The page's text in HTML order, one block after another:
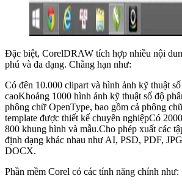
Đặc biệt, CorelDRAW tích hợp nhiều nội
phú và đa dạng. Chẳng hạn như:
Có đên 10.000 clipart và hình ảnh kỹ thuật
caoKhoảng 1000 hình ảnh kỹ thuật số độ
phông chữ OpenType, bao gồm cả phông
template được thiết kế chuyên nghiệpCó
800 khung hình và mẫu.Cho phép xuất các
định dạng khác nhau như AI, PSD, PDF,
DOCX.
Phần mềm Corel có các tính năng chính như: